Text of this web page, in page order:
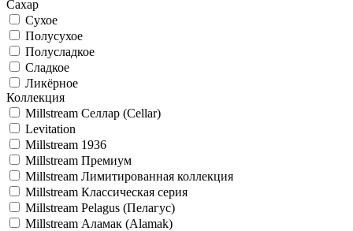
Сахар
Сухое
Полусухое
Полусладкое
Сладкое
Ликёрное
Коллекция
Millstream Селлар (Cellar)
Levitation
Millstream 1936
Millstream Премиум
Millstream Лимитированная коллекция
Millstream Классическая серия
Millstream Pelagus (Пелагус)
Millstream Аламак (Alamak)